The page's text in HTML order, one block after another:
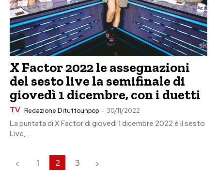
X Factor 2022 le assegnazioni
del sesto live la semifinale di
giovedì 1 dicembre, con i duetti
TV Redazione Dituttounpop - 30/11/2022
La puntata di X Factor di giovedì 1 dicembre 2022 è il sesto
Live,...
1 2 3